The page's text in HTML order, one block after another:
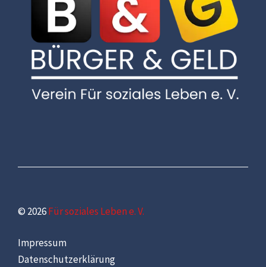
© 2026Für soziales Leben e. V.
Impressum
Datenschutzerklärung